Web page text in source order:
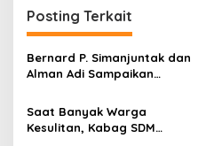
a
s
i
p
o
s
Posting Terkait
Bernard P. Simanjuntak dan
Alman Adi Sampaikan
kepada Wakapolri Komjen
Pol. Dedi Prasetyo
Saat Banyak Warga
Kesulitan, Kabag SDM